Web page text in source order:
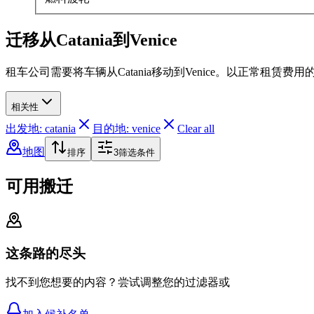
迁移从Catania到Venice
租车公司需要将车辆从Catania移动到Venice。以正常租赁费用
相关性
出发地: catania 目的地: venice
Clear all
地图
排序 3筛选条件
可用搬迁
这条路的尽头
找不到您想要的内容？尝试调整您的过滤器或